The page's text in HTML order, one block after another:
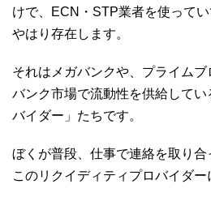
けで、ECN・STP業者を使って
やはり存在します。
それはメガバンクや、プライム
バンク市場で流動性を供給して
バイダー」たちです。
ぼくが普段、仕事で連絡を取り
このリクイディティプロバイダー